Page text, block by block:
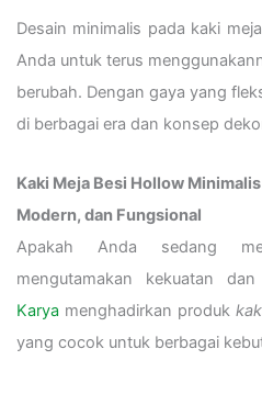
Desain minimalis pada kaki
Anda untuk terus
berubah. Dengan gaya yang
di berbagai era dan konsep
Kaki Meja Besi Hollow
Modern, dan Fungsional
Apakah Anda sedang
mengutamakan kekuatan
Karya menghadirkan produk
yang cocok untuk berbagai